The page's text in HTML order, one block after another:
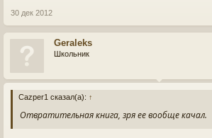
30 дек 2012
Geraleks
Школьник
Cazper1 сказал(а): ↑
Отвратительная книга, зря ее вообще качал.